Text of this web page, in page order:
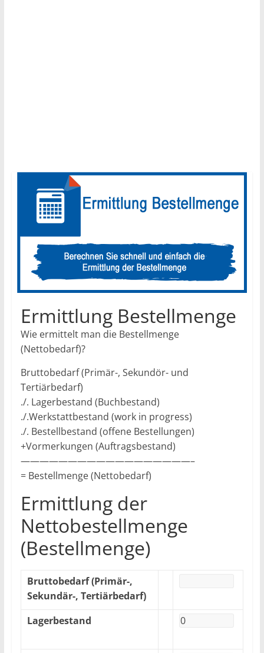
Ermittlung Bestellmenge
Wie ermittelt man die Bestellmenge
(Nettobedarf)?
Bruttobedarf (Primär-, Sekundör- und
Tertiärbedarf)
./. Lagerbestand (Buchbestand)
./.Werkstattbestand (work in progress)
./. Bestellbestand (offene Bestellungen)
+Vormerkungen (Auftragsbestand)
——————————————————–
= Bestellmenge (Nettobedarf)
Ermittlung der
Nettobestellmenge
(Bestellmenge)
Bruttobedarf (Primär-,
Sekundär-, Tertiärbedarf)
Lagerbestand